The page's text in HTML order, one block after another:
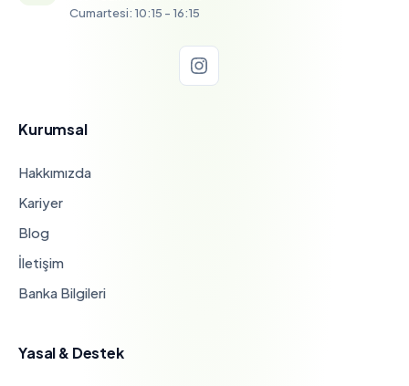
Cumartesi: 10:15 - 16:15
Kurumsal
Hakkımızda
Kariyer
Blog
İletişim
Banka Bilgileri
Yasal & Destek